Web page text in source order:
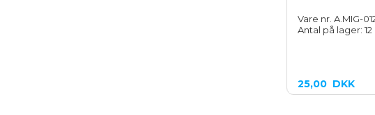
Vare nr. A.MIG-
Antal på lager: 12
25,00 DKK